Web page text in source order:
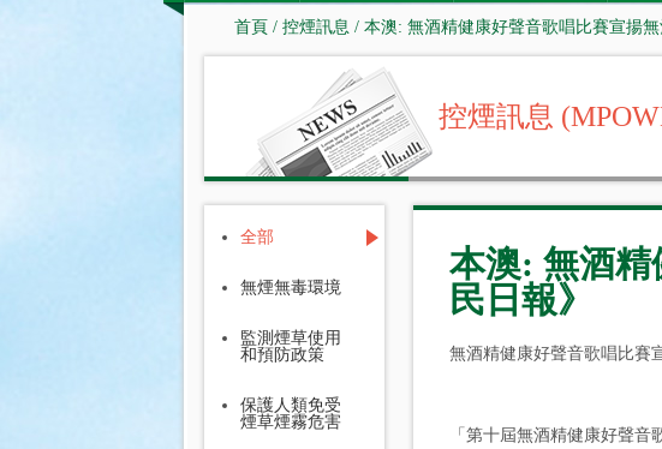
首頁 / 控煙訊息 / 本澳: 無酒精健康好聲音歌唱比賽宣揚無
控煙訊息
全部
無煙無毒環境
監測煙草使用
和預防政策
保護人類免受
煙草煙霧危害
本澳: 無酒精
民日報》
無酒精健康好聲音歌唱比賽
「第十屆無酒精健康好聲